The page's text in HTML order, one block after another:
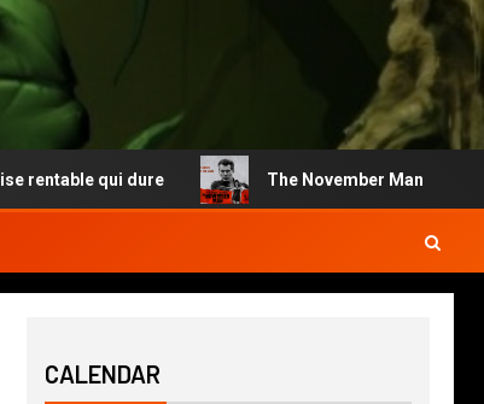
qui dure The November Man
CALENDAR